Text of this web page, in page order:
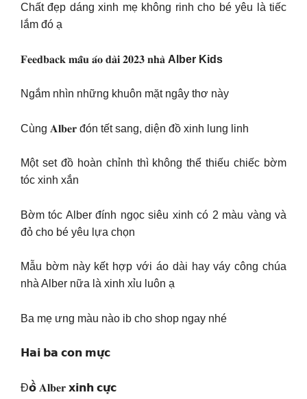
Chất đẹp dáng xinh mẹ không rinh cho bé yêu là tiếc
lắm đó ạ
𝐅𝐞𝐞𝐝𝐛𝐚𝐜𝐤 𝐦𝐚̂̃𝐮 𝐚́𝐨 𝐝𝐚̀𝐢 𝟐𝟎𝟐𝟑 𝐧𝐡𝐚̀ Alber Kids
Ngắm nhìn những khuôn mặt ngây thơ này
Cùng 𝐀𝐥𝐛𝐞𝐫 đón tết sang, diện đồ xinh lung linh
Một set đồ hoàn chỉnh thì không thể thiếu chiếc bờm
tóc xinh xắn
Bờm tóc Alber đính ngọc siêu xinh có 2 màu vàng và
đỏ cho bé yêu lựa chọn
Mẫu bờm này kết hợp với áo dài hay váy công chúa
nhà Alber nữa là xinh xỉu luôn ạ
Ba mẹ ưng màu nào ib cho shop ngay nhé
𝗛𝗮𝗶 𝗯𝗮 𝗰𝗼𝗻 𝗺𝘂̛̣𝗰
Đ𝗼̂̀ 𝐀𝐥𝐛𝐞𝐫 𝘅𝗶𝗻𝗵 𝗰𝘂̛̣𝗰